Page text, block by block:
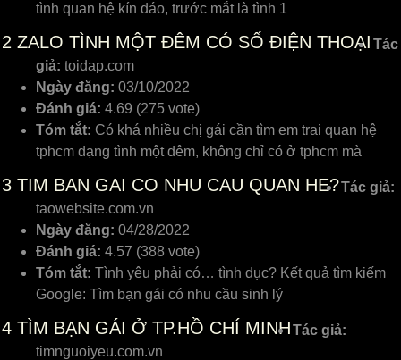
tình quan hệ kín đáo, trước mắt là tình 1
2 ZALO TÌNH MỘT ĐÊM CÓ SỐ ĐIỆN THOẠI Tác
giả: toidap.com
Ngày đăng: 03/10/2022
Đánh giá: 4.69 (275 vote)
Tóm tắt: Có khá nhiều chị gái cần tìm em trai quan hệ
tphcm dạng tình một đêm, không chỉ có ở tphcm mà
3 TIM BAN GAI CO NHU CAU QUAN HE?Tác giả:
taowebsite.com.vn
Ngày đăng: 04/28/2022
Đánh giá: 4.57 (388 vote)
Tóm tắt: Tình yêu phải có… tình dục? Kết quả tìm kiếm
Google: Tìm bạn gái có nhu cầu sinh lý
4 TÌM BẠN GÁI Ở TP.HỒ CHÍ MINHTác giả:
timnguoiyeu.com.vn